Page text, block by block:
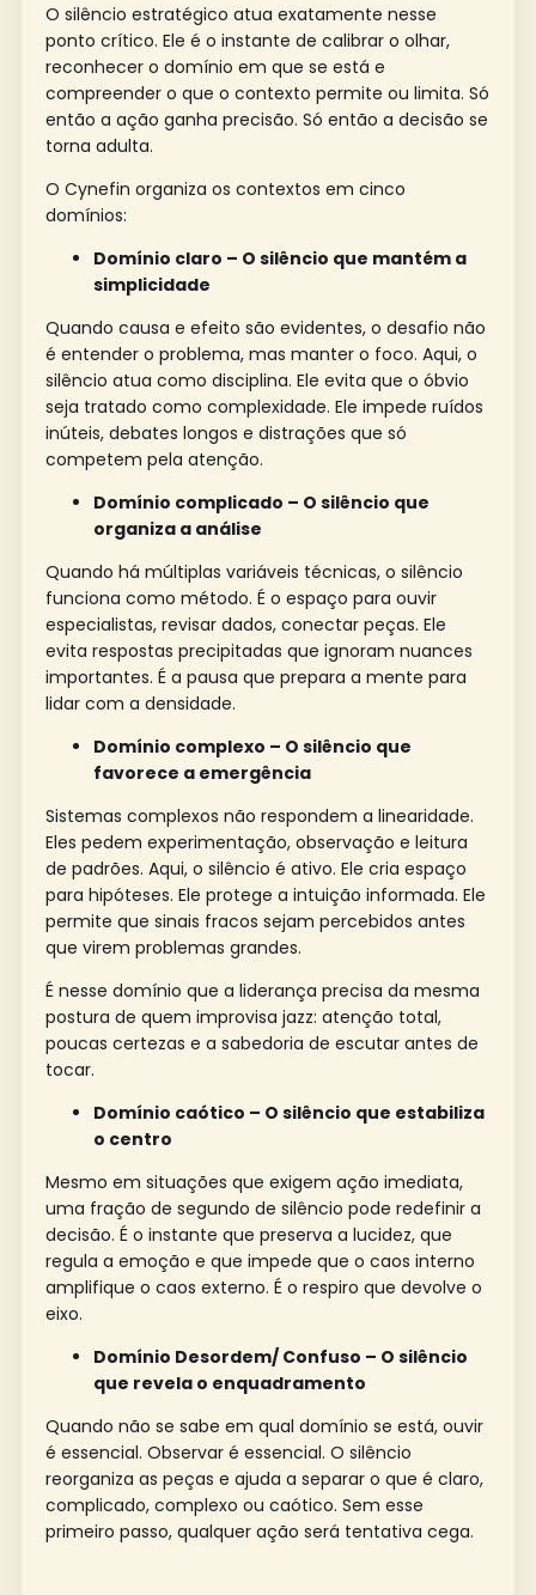
O silêncio estratégico atua exatamente nesse
ponto crítico. Ele é o instante de calibrar o olhar,
reconhecer o domínio em que se está e
compreender o que o contexto permite ou limita. Só
então a ação ganha precisão. Só então a decisão se
torna adulta.
O Cynefin organiza os contextos em cinco
domínios:
Domínio claro – O silêncio que mantém a
simplicidade
Quando causa e efeito são evidentes, o desafio não
é entender o problema, mas manter o foco. Aqui, o
silêncio atua como disciplina. Ele evita que o óbvio
seja tratado como complexidade. Ele impede ruídos
inúteis, debates longos e distrações que só
competem pela atenção.
Domínio complicado – O silêncio que
organiza a análise
Quando há múltiplas variáveis técnicas, o silêncio
funciona como método. É o espaço para ouvir
especialistas, revisar dados, conectar peças. Ele
evita respostas precipitadas que ignoram nuances
importantes. É a pausa que prepara a mente para
lidar com a densidade.
Domínio complexo – O silêncio que
favorece a emergência
Sistemas complexos não respondem a linearidade.
Eles pedem experimentação, observação e leitura
de padrões. Aqui, o silêncio é ativo. Ele cria espaço
para hipóteses. Ele protege a intuição informada. Ele
permite que sinais fracos sejam percebidos antes
que virem problemas grandes.
É nesse domínio que a liderança precisa da mesma
postura de quem improvisa jazz: atenção total,
poucas certezas e a sabedoria de escutar antes de
tocar.
Domínio caótico – O silêncio que estabiliza
o centro
Mesmo em situações que exigem ação imediata,
uma fração de segundo de silêncio pode redefinir a
decisão. É o instante que preserva a lucidez, que
regula a emoção e que impede que o caos interno
amplifique o caos externo. É o respiro que devolve o
eixo.
Domínio Desordem/ Confuso – O silêncio
que revela o enquadramento
Quando não se sabe em qual domínio se está, ouvir
é essencial. Observar é essencial. O silêncio
reorganiza as peças e ajuda a separar o que é claro,
complicado, complexo ou caótico. Sem esse
primeiro passo, qualquer ação será tentativa cega.